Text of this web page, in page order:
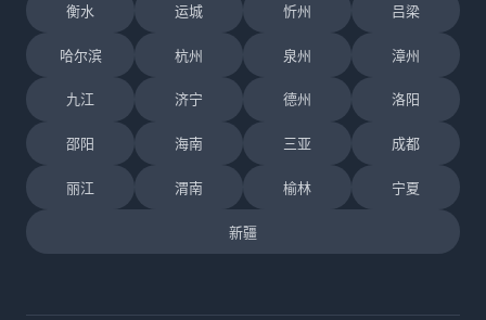
衡水 运城 忻州 吕梁
哈尔滨 杭州 泉州 漳州
九江 济宁 德州 洛阳
邵阳 海南 三亚 成都
丽江 渭南 榆林 宁夏
新疆